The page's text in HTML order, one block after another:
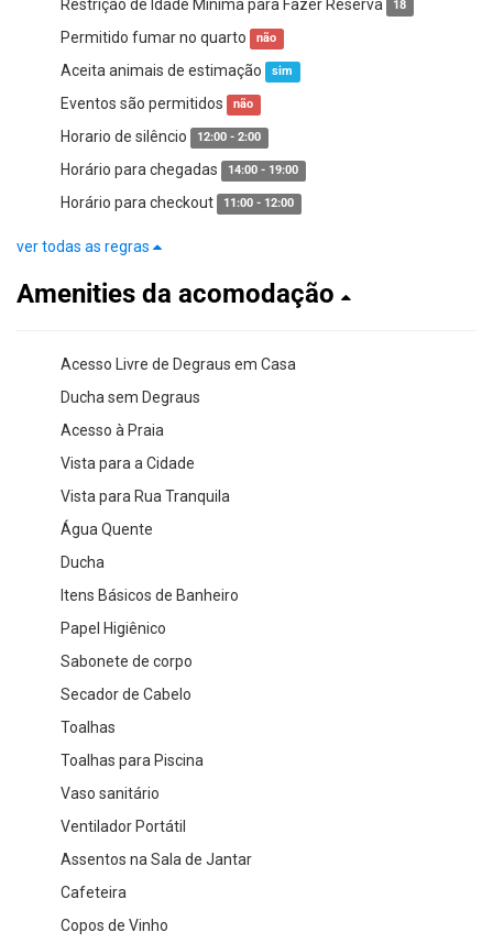
Restrição de Idade Mínima para Fazer Reserva 18
Permitido fumar no quarto não
Aceita animais de estimação sim
Eventos são permitidos não
Horario de silêncio 12:00 - 2:00
Horário para chegadas 14:00 - 19:00
Horário para checkout 11:00 - 12:00
ver todas as regras
Amenities da acomodação
Acesso Livre de Degraus em Casa
Ducha sem Degraus
Acesso à Praia
Vista para a Cidade
Vista para Rua Tranquila
Água Quente
Ducha
Itens Básicos de Banheiro
Papel Higiênico
Sabonete de corpo
Secador de Cabelo
Toalhas
Toalhas para Piscina
Vaso sanitário
Ventilador Portátil
Assentos na Sala de Jantar
Cafeteira
Copos de Vinho